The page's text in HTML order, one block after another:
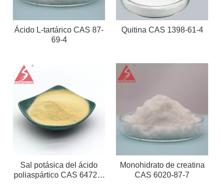
Ácido L-tartárico CAS 87-
69-4
Quitina CAS 1398-61-4
Sal potásica del ácido
poliaspártico CAS 64723-
Monohidrato de creatina
CAS 6020-87-7